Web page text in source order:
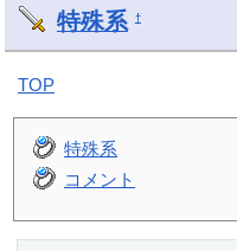
特殊系 †
TOP
特殊系
コメント